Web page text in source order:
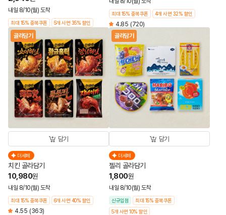
내일 8/10(월) 도착
최대 15% 중복쿠폰 5개 사면 35% 할인
최대 15% 중복쿠폰 4개 사면 32% 할인
4.85 (720)
골라담기
담기
더세페
치킨 골라담기
10,980원
내일 8/10(월) 도착
최대 15% 중복쿠폰 6개 사면 40% 할인
4.55 (363)
골라담기
담기
더세페
젤리 골라담기
1,800원
내일 8/10(월) 도착
신규입점
최대 15% 중복쿠폰
5개 사면 10% 할인